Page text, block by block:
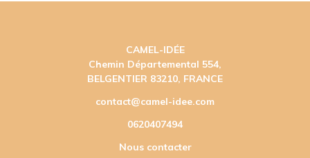
CAMEL-IDÉE
Chemin Départemental 554,
BELGENTIER 83210, FRANCE
contact@camel-idee.com
0620407494
Nous contacter